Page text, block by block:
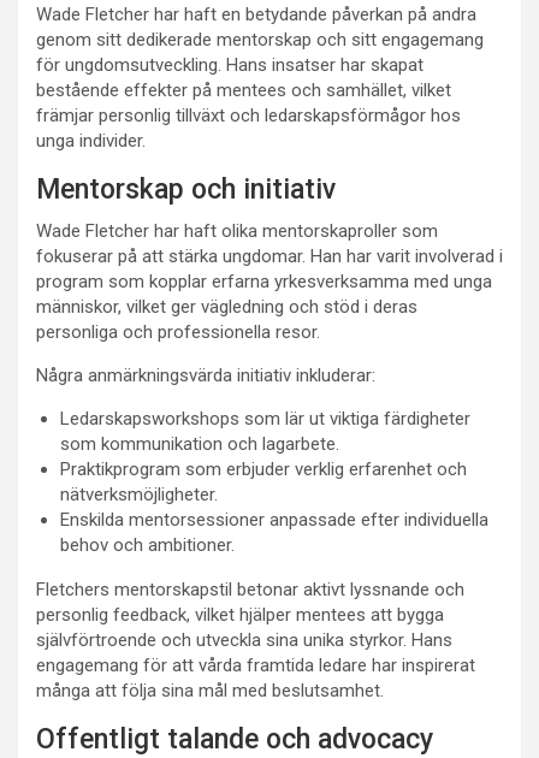
Wade Fletcher har haft en betydande påverkan på andra
genom sitt dedikerade mentorskap och sitt engagemang
för ungdomsutveckling. Hans insatser har skapat
bestående effekter på mentees och samhället, vilket
främjar personlig tillväxt och ledarskapsförmågor hos
unga individer.
Mentorskap och initiativ
Wade Fletcher har haft olika mentorskaproller som
fokuserar på att stärka ungdomar. Han har varit involverad i
program som kopplar erfarna yrkesverksamma med unga
människor, vilket ger vägledning och stöd i deras
personliga och professionella resor.
Några anmärkningsvärda initiativ inkluderar:
Ledarskapsworkshops som lär ut viktiga färdigheter
som kommunikation och lagarbete.
Praktikprogram som erbjuder verklig erfarenhet och
nätverksmöjligheter.
Enskilda mentorsessioner anpassade efter individuella
behov och ambitioner.
Fletchers mentorskapstil betonar aktivt lyssnande och
personlig feedback, vilket hjälper mentees att bygga
självförtroende och utveckla sina unika styrkor. Hans
engagemang för att vårda framtida ledare har inspirerat
många att följa sina mål med beslutsamhet.
Offentligt talande och advocacy